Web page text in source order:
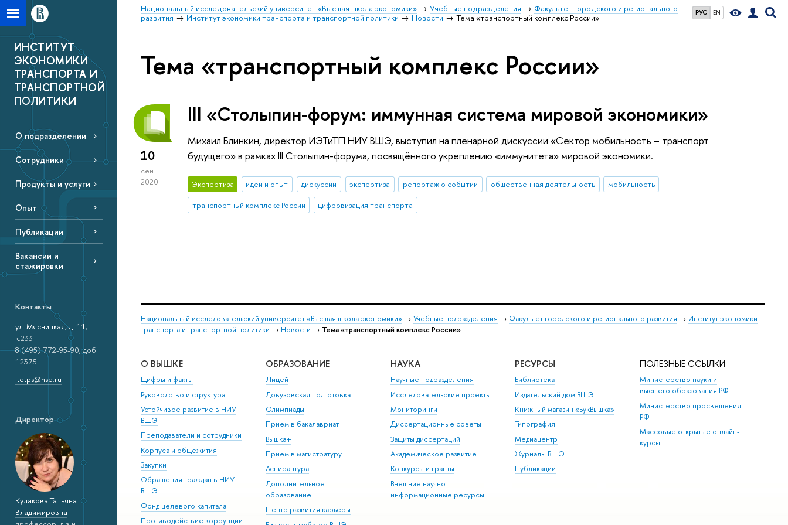
РУС EN
Национальный исследовательский университет «Высшая школа экономики» Учебные подразделения
Факультет городского и регионального
развития
Институт экономики транспорта и транспортной политики Новости Тема «транспортный комплекс России»
ИНСТИТУТ
ЭКОНОМИКИ
ТРАНСПОРТА И
ТРАНСПОРТНОЙ
ПОЛИТИКИ
О подразделении
Сотрудники
Продукты и услуги
Опыт
Публикации
Вакансии и
стажировки
Контакты
ул. Мясницкая, д. 11,
к.233
8 (495) 772-95-90, доб.
12375
itetps@hse.ru
Директор
Кулакова Татьяна
Владимировна
Тема «транспортный комплекс России»
10
сен
2020
III «Столыпин-форум: иммунная система мировой экономики»
Михаил Блинкин, директор ИЭТиТП НИУ ВШЭ, выступил на пленарной дискуссии «Сектор мобильность – транспорт
будущего» в рамках III Столыпин-форума, посвящённого укреплению «иммунитета» мировой экономики.
Экспертиза идеи и опыт дискуссии экспертиза репортаж о событии общественная деятельность
мобильность
транспортный комплекс России
цифровизация транспорта
Национальный исследовательский университет «Высшая школа экономики» → Учебные подразделения → Факультет городского и регионального развития → Институт экономики
транспорта и транспортной политики → Новости → Тема «транспортный комплекс России»
О ВЫШКЕ
Цифры и факты
Руководство и структура
Устойчивое развитие в НИУ
ВШЭ
Преподаватели и сотрудники
Корпуса и общежития
Закупки
Обращения граждан в НИУ
ВШЭ
Фонд целевого капитала
Противодействие коррупции
ОБРАЗОВАНИЕ
Лицей
Довузовская подготовка
Олимпиады
Прием в бакалавриат
Вышка+
Прием в магистратуру
Аспирантура
Дополнительное
образование
Центр развития карьеры
НАУКА
Научные подразделения
Исследовательские проекты
Мониторинги
Диссертационные советы
Защиты диссертаций
Академическое развитие
Конкурсы и гранты
Внешние научно-
информационные ресурсы
РЕСУРСЫ
Библиотека
Издательский дом ВШЭ
Книжный магазин «БукВышка»
Типография
Медиацентр
Журналы ВШЭ
Публикации
ПОЛЕЗНЫЕ ССЫЛКИ
Министерство науки и
высшего образования РФ
Министерство просвещения
РФ
Массовые открытые онлайн-
курсы